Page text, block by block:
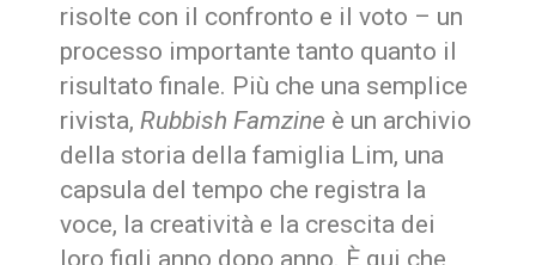
risolte con il confronto e il voto – un
processo importante tanto quanto il
risultato finale. Più che una semplice
rivista, Rubbish Famzine è un archivio
della storia della famiglia Lim, una
capsula del tempo che registra la
voce, la creatività e la crescita dei
loro figli anno dopo anno. È qui che